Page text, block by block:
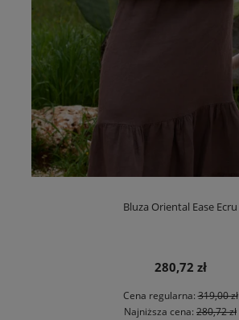
Bluza Oriental Ease Ecru
280,72 zł
Cena regularna:319,00 zł
Najniższa cena: 280,72 zł